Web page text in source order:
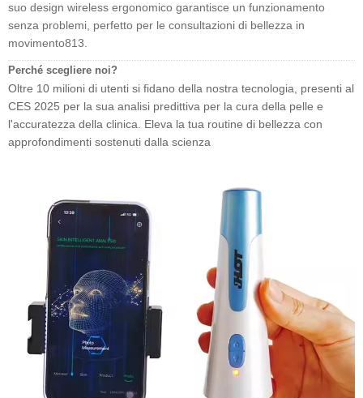
suo design wireless ergonomico garantisce un funzionamento
senza problemi, perfetto per le consultazioni di bellezza in
movimento813.
Perché scegliere noi?
Oltre 10 milioni di utenti si fidano della nostra tecnologia, presenti al
CES 2025 per la sua analisi predittiva per la cura della pelle e
l'accuratezza della clinica. Eleva la tua routine di bellezza con
approfondimenti sostenuti dalla scienza